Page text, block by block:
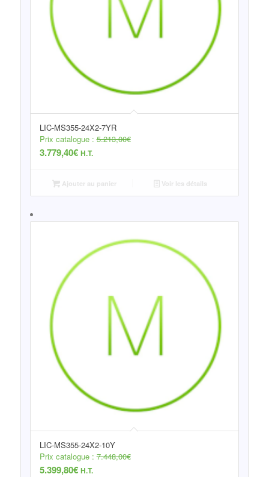
LIC-MS355-24X2-7YR
Prix catalogue :5.213,00€
3.779,40€ H.T.
Ajouter au panier Voir les détails
LIC-MS355-24X2-10Y
Prix catalogue :7.448,00€
5.399,80€ H.T.